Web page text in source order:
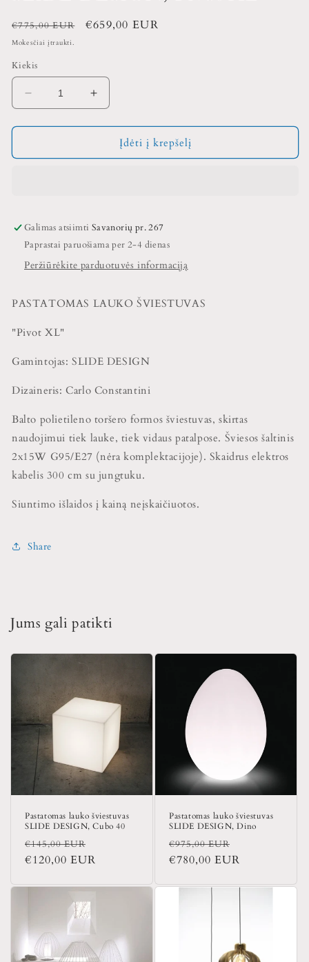
Įprasta
kaina
€775,00 EUR
Išpardavimo
€659,00 EUR
Mokesčiai įtraukti.
Kiekis
Sumažinti
Pastatomas
lauko
SLIDE
Padidinti
Pastatomas
lauko
šviestuvas
SLIDE
Įdėti į krepšelį
Galimas atsiimti Savanorių pr. 267
Paprastai paruošiama per 2-4 dienas
Peržiūrėkite parduotuvės informaciją
PASTATOMAS LAUKO ŠVIESTUVAS
"Pivot XL"
Gamintojas: SLIDE DESIGN
Dizaineris: Carlo Constantini
Balto polietileno toršero formos šviestuvas, skirtas
naudojimui tiek lauke, tiek vidaus patalpose. Šviesos šaltinis
2x15W G95/E27 (nėra komplektacijoje). Skaidrus elektros
kabelis 300 cm su jungtuku.
Siuntimo išlaidos į kainą neįskaičiuotos.
Share
Jums gali patikti
Pastatomas lauko šviestuvas
SLIDE DESIGN, Cubo 40
Įprasta
kaina
€145,00 EUR
kaina
€120,00 EUR
Pastatomas lauko šviestuvas
SLIDE DESIGN, Dino
Įprasta
kaina
€975,00 EUR
kaina
€780,00 EUR